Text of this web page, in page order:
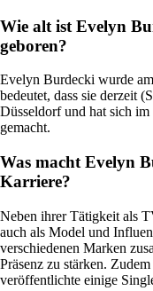
Wie alt ist Evelyn
geboren?
Evelyn Burdecki wurde
bedeutet, dass sie derzeit
Düsseldorf und hat sich im
gemacht.
Was macht Evelyn
Karriere?
Neben ihrer Tätigkeit als
auch als Model und
verschiedenen Marken
Präsenz zu stärken.
veröffentlichte einige